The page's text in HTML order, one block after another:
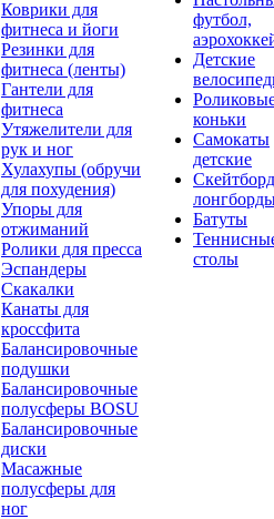
Коврики для
фитнеса и йоги
Резинки для
фитнеса (ленты)
Гантели для
фитнеса
Утяжелители для
рук и ног
Хулахупы (обручи
для похудения)
Упоры для
отжиманий
Ролики для пресса
Эспандеры
Скакалки
Канаты для
кроссфита
Балансировочные
подушки
Балансировочные
полусферы BOSU
Балансировочные
диски
Масажные
полусферы для
ног
футбол,
Детские
коньки
Самокаты
детские
Батуты
столы